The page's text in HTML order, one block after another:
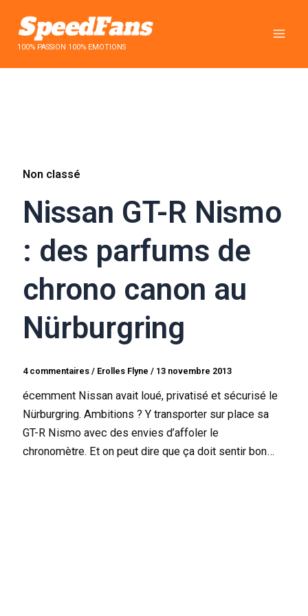
contenu100% PASSION 100% EMOTIONS
Non classé
Nissan GT-R Nismo
: des parfums de
chrono canon au
Nürburgring
4 commentaires / Erolles Flyne/ 13 novembre 2013
écemment Nissan avait loué, privatisé et sécurisé le
Nürburgring. Ambitions ? Y transporter sur place sa
GT-R Nismo avec des envies d’affoler le
chronomètre. Et on peut dire que ça doit sentir bon…